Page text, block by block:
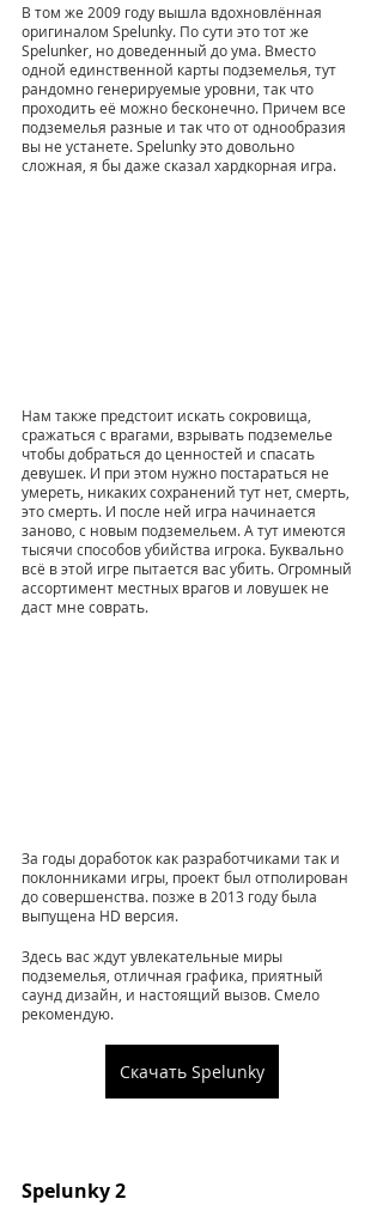
В том же 2009 году вышла вдохновлённая
оригиналом Spelunky. По сути это тот же
Spelunker, но доведенный до ума. Вместо
одной единственной карты подземелья, тут
рандомно генерируемые уровни, так что
проходить её можно бесконечно. Причем все
подземелья разные и так что от однообразия
вы не устанете. Spelunky это довольно
сложная, я бы даже сказал хардкорная игра.
Нам также предстоит искать сокровища,
сражаться с врагами, взрывать подземелье
чтобы добраться до ценностей и спасать
девушек. И при этом нужно постараться не
умереть, никаких сохранений тут нет, смерть,
это смерть. И после ней игра начинается
заново, с новым подземельем. А тут имеются
тысячи способов убийства игрока. Буквально
всё в этой игре пытается вас убить. Огромный
ассортимент местных врагов и ловушек не
даст мне соврать.
За годы доработок как разработчиками так и
поклонниками игры, проект был отполирован
до совершенства. позже в 2013 году была
выпущена HD версия.
Здесь вас ждут увлекательные миры
подземелья, отличная графика, приятный
саунд дизайн, и настоящий вызов. Смело
рекомендую.
Скачать Spelunky
Spelunky 2